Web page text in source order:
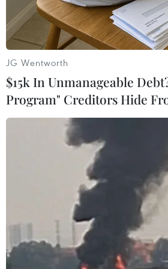
Biểu tình của lực lượng ủng hộ phe đối
Thái Lan ngày 5/1. (Ảnh:
Theo các phương tiện truyền
ngày 9/1, ngành du lịch nước
những trung tâm giúp đỡ du
điểm quan trọng trên khắp
với chiến dịch "chiếm đóng"
JG Wentworth
$15k In Unmanageable
Program" Creditors Hide